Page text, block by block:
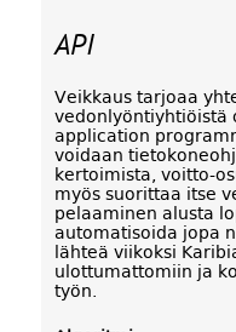
API
Veikkaus tarjoaa
vedonlyöntiyhtiöistä
application
voidaan
kertoimista, voitto-
myös suorittaa itse
pelaaminen alusta
automatisoida jopa
lähteä viikoksi
ulottumattomiin ja
työn.